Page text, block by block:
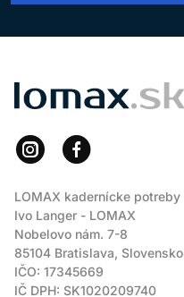
LOMAX
LOMAX kadernícke potreby
Ivo Langer - LOMAX
Nobelovo nám. 7-8
85104 Bratislava, Slovensko
IČO: 17345669
IČ DPH: SK1020209740